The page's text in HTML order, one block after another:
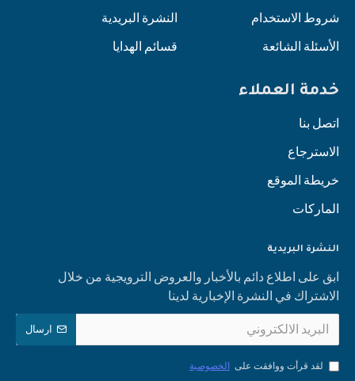
شروط الاستخدام
الأسئلة الشائعة
النشرة البريدية
قسائم الهدايا
خدمة العملاء
اتصل بنا
الاسترجاع
خريطة الموقع
الماركات
النشرة البريدية
ابق على اطلاع دائم بالأخبار والعروض الترويجية من خلال
الاشتراك في النشرة الإخبارية لدينا
ارسال
لقد قرأت ووافقت على الخصوصية